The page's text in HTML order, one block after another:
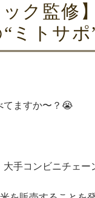
ック監修
ミトサポ
てますか〜？😭
大手コンビニチェー